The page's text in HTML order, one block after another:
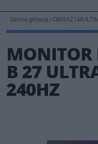
Strona główna / OBRAZ I
MONITOR
B 27
240HZ